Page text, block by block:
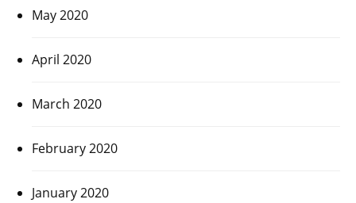
May 2020
April 2020
March 2020
February 2020
January 2020